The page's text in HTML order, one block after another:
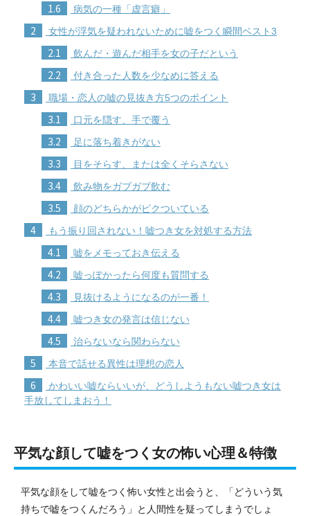
1.6 病気の一種「虚言癖」
2 女性が浮気を疑われないために嘘をつく瞬間ベスト3
2.1 飲んだ・遊んだ相手を女の子だという
2.2 付き合った人数を少なめに答える
3 職場・恋人の嘘の見抜き方5つのポイント
3.1 口元を隠す、手で覆う
3.2 足に落ち着きがない
3.3 目をそらす、または全くそらさない
3.4 飲み物をガブガブ飲む
3.5 顔のどちらかがピクついている
4 もう振り回されない！嘘つき女を対処する方法
4.1 嘘をメモっておき伝える
4.2 嘘っぽかったら何度も質問する
4.3 見抜けるようになるのが一番！
4.4 嘘つき女の発言は信じない
4.5 治らないなら関わらない
5 本音で話せる異性は理想の恋人
6
かわいい嘘ならいいが、どうしようもない嘘つき女は
手放してしまおう！
平気な顔して嘘をつく女の怖い心理＆特徴
平気な顔をして嘘をつく怖い女性と出会うと、「どういう気
持ちで嘘をつくんだろう」と人間性を疑ってしまうでしょ